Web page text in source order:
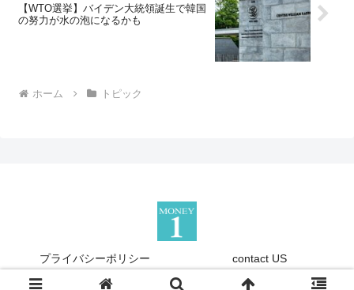
【WTO選挙】バイデン大統領誕生で韓国
の努力が水の泡になるかも
ホーム トピック
プライバシーポリシー contact US
Copyright © 2013-2026 『Money1』 All Rights Reserved.